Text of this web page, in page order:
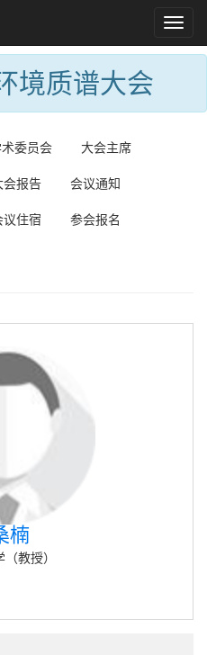
境质谱大会
Toggle
委员会 大会主席
会报告 会议通知
议住宿 参会报名
楠
教授）